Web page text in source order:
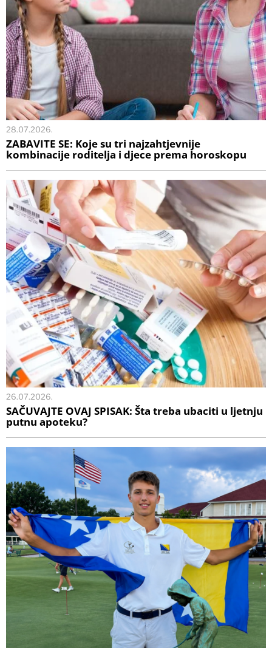
28.07.2026.
ZABAVITE SE: Koje su tri najzahtjevnije
kombinacije roditelja i djece prema horoskopu
26.07.2026.
SAČUVAJTE OVAJ SPISAK: Šta treba ubaciti u ljetnju
putnu apoteku?